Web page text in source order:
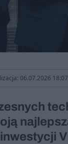
06.07.2026 18:07